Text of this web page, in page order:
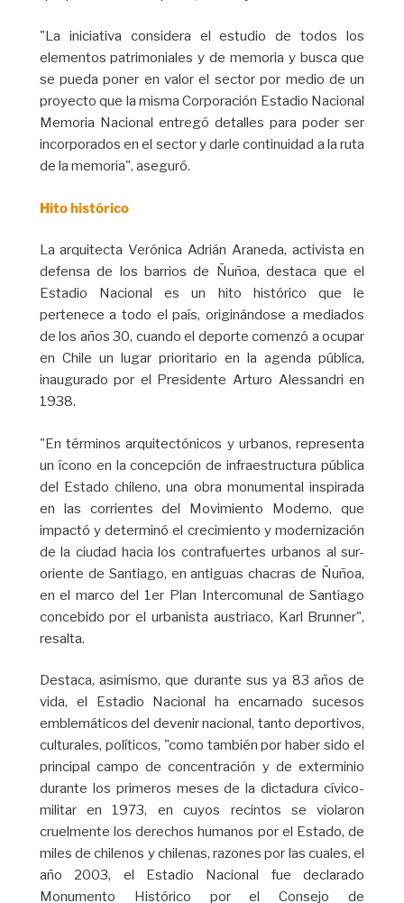
"La iniciativa considera el estudio de todos los
elementos patrimoniales y de memoria y busca que
se pueda poner en valor el sector por medio de un
proyecto que la misma Corporación Estadio Nacional
Memoria Nacional entregó detalles para poder ser
incorporados en el sector y darle continuidad a la ruta
de la memoria", aseguró.
Hito histórico
La arquitecta Verónica Adrián Araneda, activista en
defensa de los barrios de Ñuñoa, destaca que el
Estadio Nacional es un hito histórico que le
pertenece a todo el país, originándose a mediados
de los años 30, cuando el deporte comenzó a ocupar
en Chile un lugar prioritario en la agenda pública,
inaugurado por el Presidente Arturo Alessandri en
1938.
"En términos arquitectónicos y urbanos, representa
un ícono en la concepción de infraestructura pública
del Estado chileno, una obra monumental inspirada
en las corrientes del Movimiento Moderno, que
impactó y determinó el crecimiento y modernización
de la ciudad hacia los contrafuertes urbanos al sur-
oriente de Santiago, en antiguas chacras de Ñuñoa,
en el marco del 1er Plan Intercomunal de Santiago
concebido por el urbanista austriaco, Karl Brunner",
resalta.
Destaca, asimismo, que durante sus ya 83 años de
vida, el Estadio Nacional ha encarnado sucesos
emblemáticos del devenir nacional, tanto deportivos,
culturales, políticos, "como también por haber sido el
principal campo de concentración y de exterminio
durante los primeros meses de la dictadura cívico-
militar en 1973, en cuyos recintos se violaron
cruelmente los derechos humanos por el Estado, de
miles de chilenos y chilenas, razones por las cuales, el
año 2003, el Estadio Nacional fue declarado
Monumento Histórico por el Consejo de